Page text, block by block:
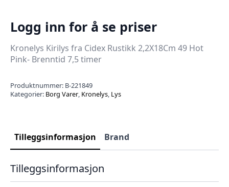
Logg inn for å se priser
Kronelys Kirilys fra Cidex Rustikk 2,2X18Cm 49 Hot
Pink- Brenntid 7,5 timer
Produktnummer: B-221849
Kategorier: Borg Varer, Kronelys, Lys
Tilleggsinformasjon Brand
Tilleggsinformasjon